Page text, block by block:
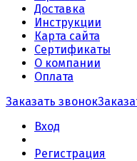
Доставка
Инструкции
Карта сайта
Сертификаты
О компании
Оплата
Заказать звонок
Вход
Регистрация